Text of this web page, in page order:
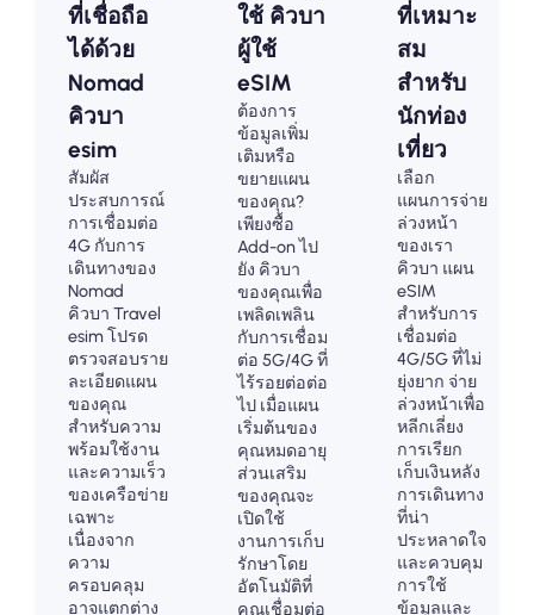
ที่เชื่อถือ
ได้ด้วย
Nomad
คิวบา
esim
สัมผัส
ประสบการณ์
การเชื่อมต่อ
4G กับการ
เดินทางของ
Nomad
คิวบา Travel
esim โปรด
ตรวจสอบราย
ละเอียดแผน
ของคุณ
สำหรับความ
พร้อมใช้งาน
และความเร็ว
ของเครือข่าย
เฉพาะ
เนื่องจาก
ความ
ครอบคลุม
อาจแตกต่าง
ใช้ คิวบา
ผู้ใช้
eSIM
ต้องการ
ข้อมูลเพิ่ม
เติมหรือ
ขยายแผน
ของคุณ?
เพียงซื้อ
Add-on ไป
ยัง คิวบา
ของคุณเพื่อ
เพลิดเพลิน
กับการเชื่อม
ต่อ 5G/4G ที่
ไร้รอยต่อต่อ
ไป เมื่อแผน
เริ่มต้นของ
คุณหมดอายุ
ส่วนเสริม
ของคุณจะ
เปิดใช้
งานการเก็บ
รักษาโดย
อัตโนมัติที่
คุณเชื่อมต่อ
ที่เหมาะ
สม
สำหรับ
นักท่อง
เที่ยว
เลือก
แผนการจ่าย
ล่วงหน้า
ของเรา
คิวบา แผน
eSIM
สำหรับการ
เชื่อมต่อ
4G/5G ที่ไม่
ยุ่งยาก จ่าย
ล่วงหน้าเพื่อ
หลีกเลี่ยง
การเรียก
เก็บเงินหลัง
การเดินทาง
ที่น่า
ประหลาดใจ
และควบคุม
การใช้
ข้อมูลและ